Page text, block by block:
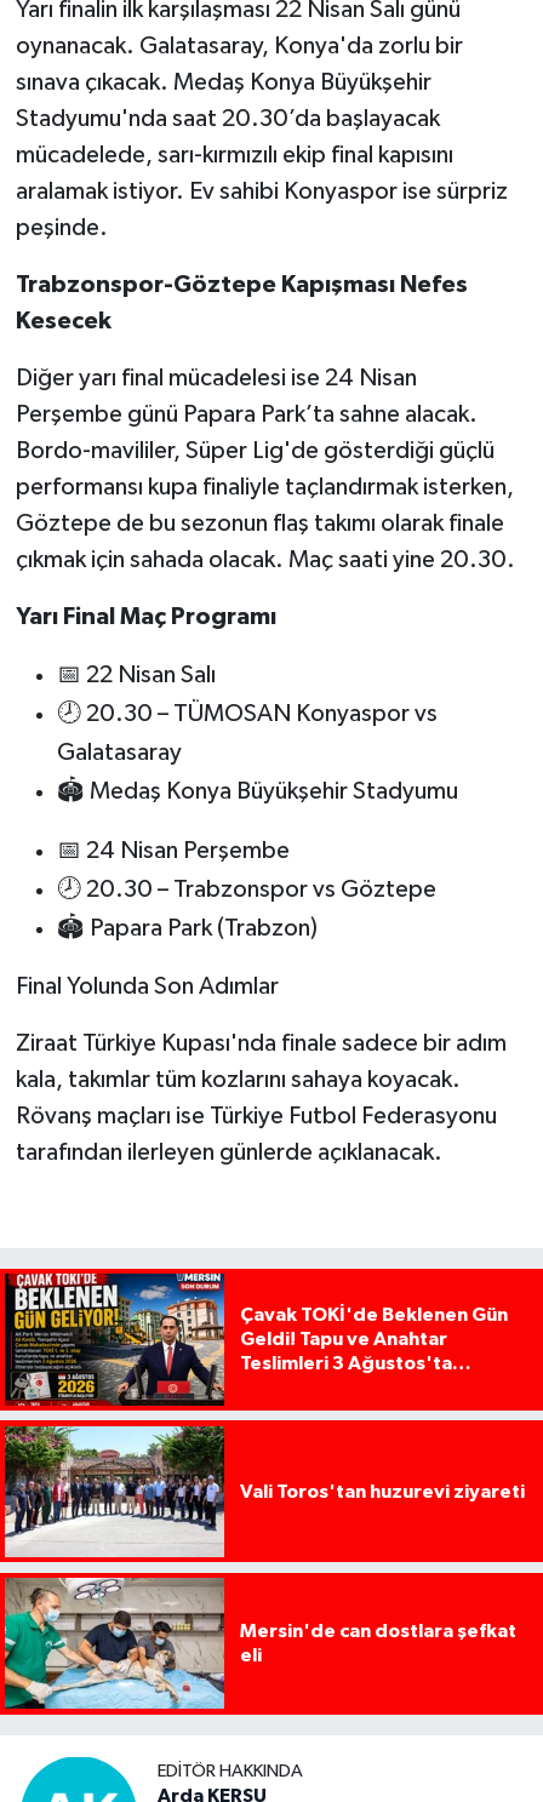
Yarı finalin ilk karşılaşması 22 Nisan Salı günü
oynanacak. Galatasaray, Konya'da zorlu bir
sınava çıkacak. Medaş Konya Büyükşehir
Stadyumu'nda saat 20.30’da başlayacak
mücadelede, sarı-kırmızılı ekip final kapısını
aralamak istiyor. Ev sahibi Konyaspor ise sürpriz
peşinde.
Trabzonspor-Göztepe Kapışması Nefes
Kesecek
Diğer yarı final mücadelesi ise 24 Nisan
Perşembe günü Papara Park’ta sahne alacak.
Bordo-mavililer, Süper Lig'de gösterdiği güçlü
performansı kupa finaliyle taçlandırmak isterken,
Göztepe de bu sezonun flaş takımı olarak finale
çıkmak için sahada olacak. Maç saati yine 20.30.
Yarı Final Maç Programı
📅 22 Nisan Salı
🕗 20.30 – TÜMOSAN Konyaspor vs
Galatasaray
🏟️ Medaş Konya Büyükşehir Stadyumu
📅 24 Nisan Perşembe
🕗 20.30 – Trabzonspor vs Göztepe
🏟️ Papara Park (Trabzon)
Final Yolunda Son Adımlar
Ziraat Türkiye Kupası'nda finale sadece bir adım
kala, takımlar tüm kozlarını sahaya koyacak.
Rövanş maçları ise Türkiye Futbol Federasyonu
tarafından ilerleyen günlerde açıklanacak.
Çavak TOKİ'de Beklenen Gün
Geldi! Tapu ve Anahtar
Teslimleri 3 Ağustos'ta
Vali Toros'tan huzurevi ziyareti
Mersin'de can dostlara şefkat
eli
EDITÖR HAKKINDA
Arda KERSU